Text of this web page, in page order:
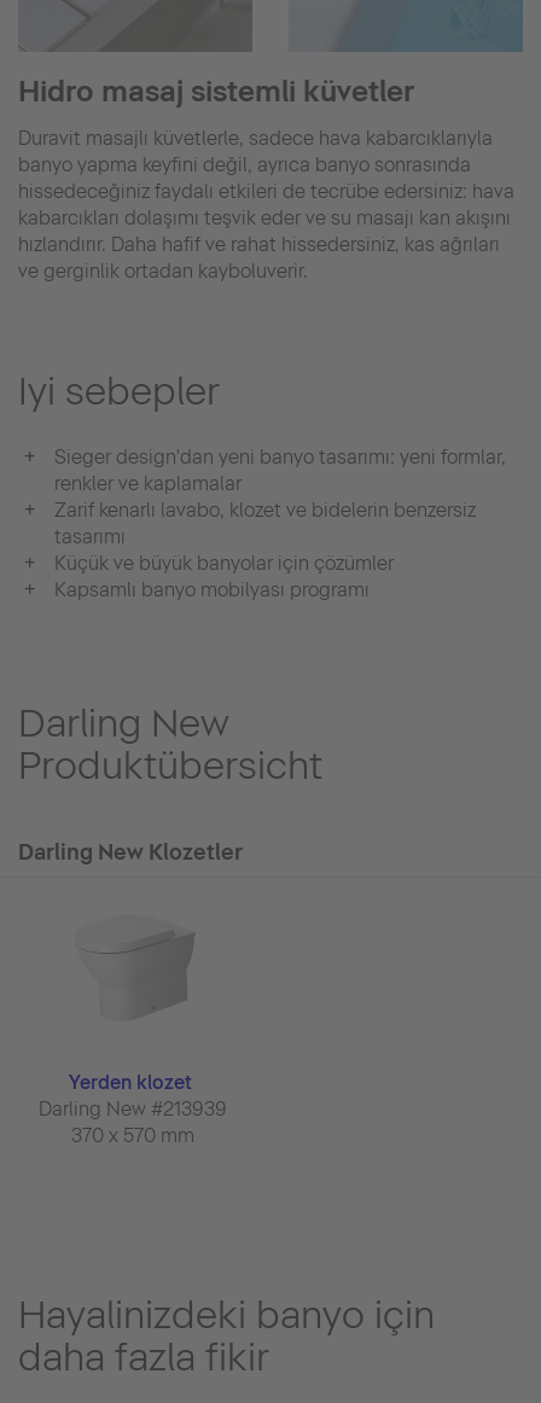
Hidro masaj sistemli küvetler
Duravit masajlı küvetlerle, sadece hava kabarcıklarıyla
banyo yapma keyfini değil, ayrıca banyo sonrasında
hissedeceğiniz faydalı etkileri de tecrübe edersiniz: hava
kabarcıkları dolaşımı teşvik eder ve su masajı kan akışını
hızlandırır. Daha hafif ve rahat hissedersiniz, kas ağrıları
ve gerginlik ortadan kayboluverir.
Iyi sebepler
Sieger design'dan yeni banyo tasarımı: yeni formlar,
renkler ve kaplamalar
Zarif kenarlı lavabo, klozet ve bidelerin benzersiz
tasarımı
Küçük ve büyük banyolar için çözümler
Kapsamlı banyo mobilyası programı
Darling New
Produktübersicht
Darling New Klozetler
Yerden klozet
Darling New #213939
370 x 570 mm
Hayalinizdeki banyo için
daha fazla fikir